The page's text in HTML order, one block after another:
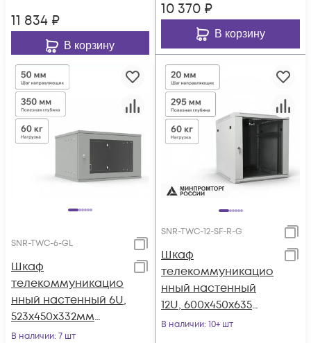
11 834 ₽
В корзину
10 370 ₽
В корзину
SNR-TWC-6-GL
Шкаф
телекоммуникацио
нный настенный 6U,
523х450х332мм
серия LITE
В наличии: 7 шт
SNR-TWC-12-SF-R-G
Шкаф
телекоммуникацио
нный настенный
12U, 600х450х635
(ШхГхВ)
В наличии: 10+ шт